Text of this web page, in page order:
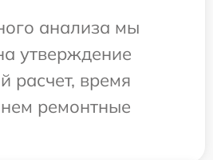
анализа мы
утверждение
расчет, время
ремонтные